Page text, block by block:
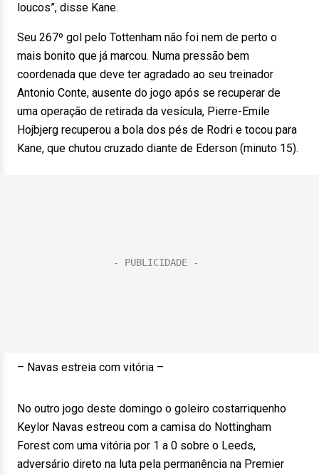
loucos”, disse Kane.
Seu 267º gol pelo Tottenham não foi nem de perto o
mais bonito que já marcou. Numa pressão bem
coordenada que deve ter agradado ao seu treinador
Antonio Conte, ausente do jogo após se recuperar de
uma operação de retirada da vesícula, Pierre-Emile
Hojbjerg recuperou a bola dos pés de Rodri e tocou para
Kane, que chutou cruzado diante de Ederson (minuto 15).
– Navas estreia com vitória –
No outro jogo deste domingo o goleiro costarriquenho
Keylor Navas estreou com a camisa do Nottingham
Forest com uma vitória por 1 a 0 sobre o Leeds,
adversário direto na luta pela permanência na Premier